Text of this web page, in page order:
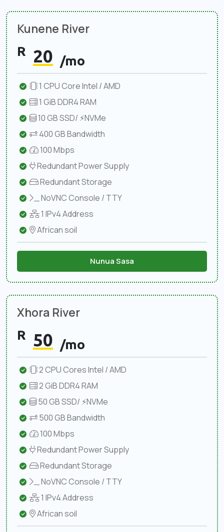
Kunene River
R 20 /mo
1 CPU Core Intel / AMD
1 GiB DDR4 RAM
10 GB SSD/ ⚡NVMe
400 GB Bandwidth
100 Mbps
Redundant Power Supply
Redundant Storage
NoVNC Console / TTY
1 IPv4 Address
African soil
Nunua Sasa
Xhora River
R 50 /mo
2 CPU Cores Intel / AMD
2 GiB DDR4 RAM
50 GB SSD/ ⚡NVMe
500 GB Bandwidth
100 Mbps
Redundant Power Supply
Redundant Storage
NoVNC Console / TTY
1 IPv4 Address
African soil